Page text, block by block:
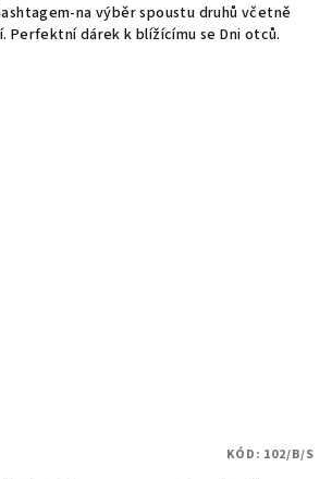
z
5
na výběr spoustu druhů včetně
Perfektní dárek k blížícímu se Dni otců.
KÓD: 102/B/S